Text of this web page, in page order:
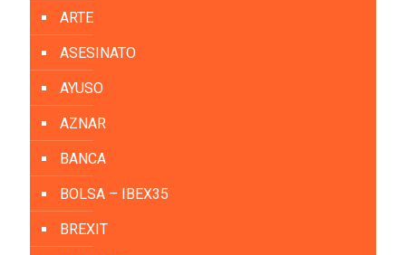
ARTE
ASESINATO
AYUSO
AZNAR
BANCA
BOLSA – IBEX35
BREXIT